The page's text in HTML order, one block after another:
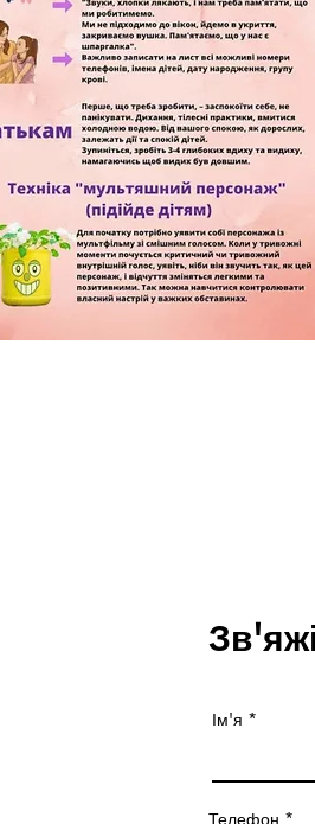
Ім'я
Телефон